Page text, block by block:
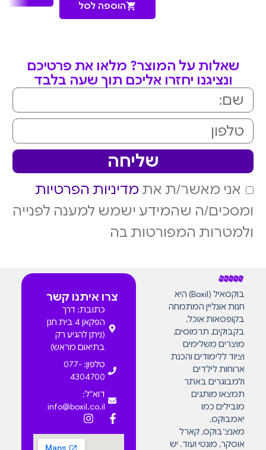
הוספה לסל
שאלות על המוצר? מלאו את פרטיכם
ונציגנו יחזרו אליכם תוך שעה בלבד
אני מאשר/ת את מדיניות הפרטיות
ומסכים/ה שהמידע ישמש למענה לפנייה
ולמטרות המפורטות בה
שליחה
בוקסאיל (Boxil) היא
חנות אונליין המתמחה
בקופסאות אוכל,
בקבוקים, תרמוסים,
מוצרים משלימים
וציוד ללימודים והכנת
ארוחות לילדים
ולמבוגרים באתר
תמצאו מותגים
מובילים כמו
יאמבוקס,
מאנצ’בוקס, קארל
אוסקר, מונטי ועוד. יש
צרו איתנו קשר
כתובת: דרך
הפקאן 4 בית חנן
(ניתן להגיע רק
בתיאום מראש)
טלפון: 077-
4304700
דוא"ל:
info@boxil.co.il